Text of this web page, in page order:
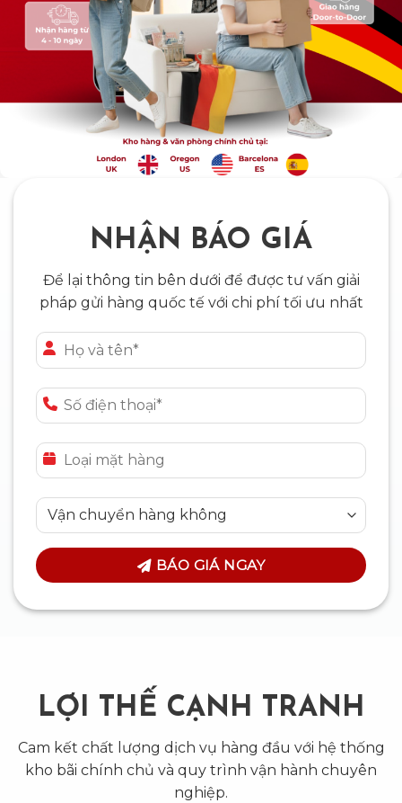
NHẬN BÁO GIÁ
Để lại thông tin bên dưới để được tư vấn giải
pháp gửi hàng quốc tế với chi phí tối ưu nhất
BÁO GIÁ NGAY
LỢI THẾ CẠNH TRANH
Cam kết chất lượng dịch vụ hàng đầu với hệ thống
kho bãi chính chủ và quy trình vận hành chuyên
nghiệp.